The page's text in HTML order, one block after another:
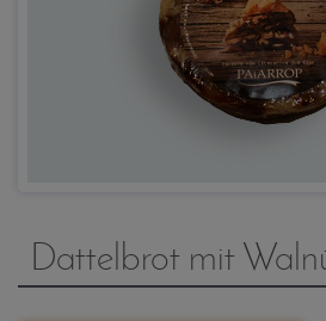
Dattelbrot mit